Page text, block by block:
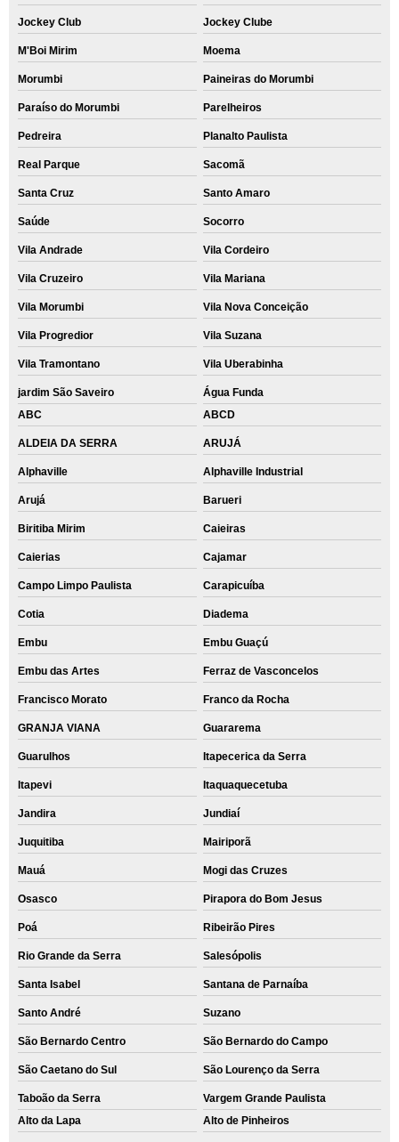
Jockey Club Jockey Clube
M'Boi Mirim Moema
Morumbi Paineiras do Morumbi
Paraíso do Morumbi Parelheiros
Pedreira Planalto Paulista
Real Parque Sacomã
Santa Cruz Santo Amaro
Saúde Socorro
Vila Andrade Vila Cordeiro
Vila Cruzeiro Vila Mariana
Vila Morumbi Vila Nova Conceição
Vila Progredior Vila Suzana
Vila Tramontano Vila Uberabinha
jardim São Saveiro
Água Funda
ABC
ABCD
ALDEIA DA SERRA ARUJÁ
Alphaville Alphaville Industrial
Arujá Barueri
Biritiba Mirim Caieiras
Caierias Cajamar
Campo Limpo Paulista Carapicuíba
Cotia Diadema
Embu Embu Guaçú
Embu das Artes Ferraz de Vasconcelos
Francisco Morato Franco da Rocha
GRANJA VIANA Guararema
Guarulhos Itapecerica da Serra
Itapevi Itaquaquecetuba
Jandira Jundiaí
Juquitiba Mairiporã
Mauá Mogi das Cruzes
Osasco Pirapora do Bom Jesus
Poá Ribeirão Pires
Rio Grande da Serra Salesópolis
Santa Isabel Santana de Parnaíba
Santo André Suzano
São Bernardo Centro São Bernardo do Campo
São Caetano do Sul São Lourenço da Serra
Taboão da Serra
Vargem Grande Paulista
Alto da Lapa
Alto de Pinheiros